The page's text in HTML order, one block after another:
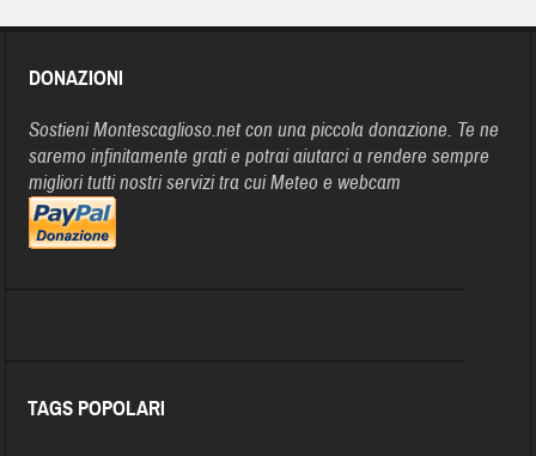
DONAZIONI
Sostieni Montescaglioso.net con una piccola donazione. Te ne
saremo infinitamente grati e potrai aiutarci a rendere sempre
migliori tutti nostri servizi tra cui Meteo e webcam
TAGS POPOLARI